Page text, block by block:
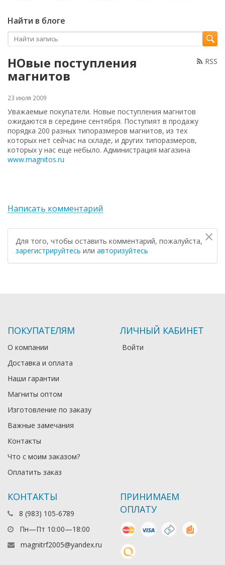
Найти в блоге
RSS
НОвые поступления
магнитов
23 июля 2009
Уважаемые покупатели. Новые поступления магнитов
ожидаются в середине сентября. Поступият в продажу
порядка 200 разных типоразмеров магнитов, из тех
которых нет сейчас на складе, и других типоразмеров,
которых у нас еще небыло. Администрация магазина
www.magnitos.ru
Написать комментарий
×
Для того, чтобы оставить комментарий, пожалуйста,
зарегистрируйтесь или авторизуйтесь
ПОКУПАТЕЛЯМ
О компании
Доставка и оплата
Наши гарантии
Магниты оптом
Изготовление по заказу
Важные замечания
Контакты
Что с моим заказом?
Оплатить заказ
ЛИЧНЫЙ КАБИНЕТ
Войти
КОНТАКТЫ
8 (983) 105-6789
Пн—Пт 10:00—18:00
magnitrf2005@yandex.ru
ПРИНИМАЕМ
ОПЛАТУ
mastercard наличныеяндекс
киви